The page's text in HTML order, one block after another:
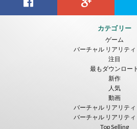
Nvía
無料
カテゴリー
ゲーム
バーチャル リアリティ
注目
最もダウンロー
新作
人気
動画
バーチャル リアリティ
バーチャル リアリティ
Top Selling